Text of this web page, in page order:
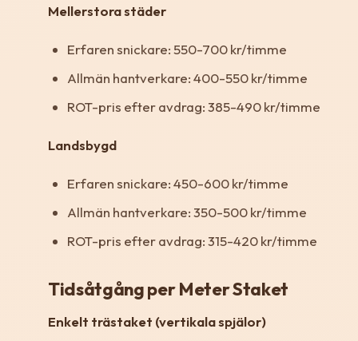
Mellerstora städer
Erfaren snickare: 550-700 kr/timme
Allmän hantverkare: 400-550 kr/timme
ROT-pris efter avdrag: 385-490 kr/timme
Landsbygd
Erfaren snickare: 450-600 kr/timme
Allmän hantverkare: 350-500 kr/timme
ROT-pris efter avdrag: 315-420 kr/timme
Tidsåtgång per Meter Staket
Enkelt trästaket (vertikala spjälor)